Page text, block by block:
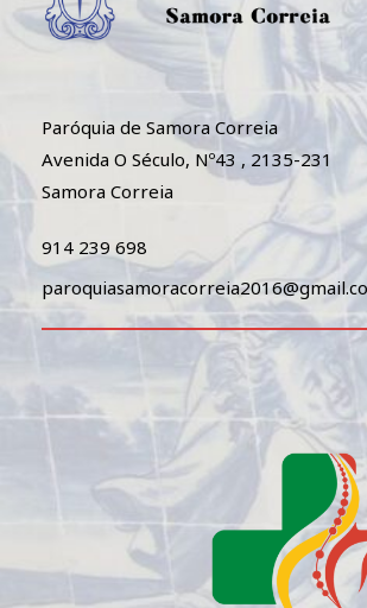
Paróquia de Samora Correia
Avenida O Século, Nº43 , 2135-231
Samora Correia
914 239 698